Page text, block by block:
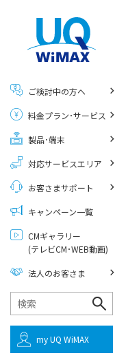
ご検討中の方へ
料金プラン･サービス
製品･端末
対応サービスエリア
お客さまサポート
キャンペーン一覧
CMギャラリー
(テレビCM･WEB動画)
法人のお客さま
my UQ WiMAX